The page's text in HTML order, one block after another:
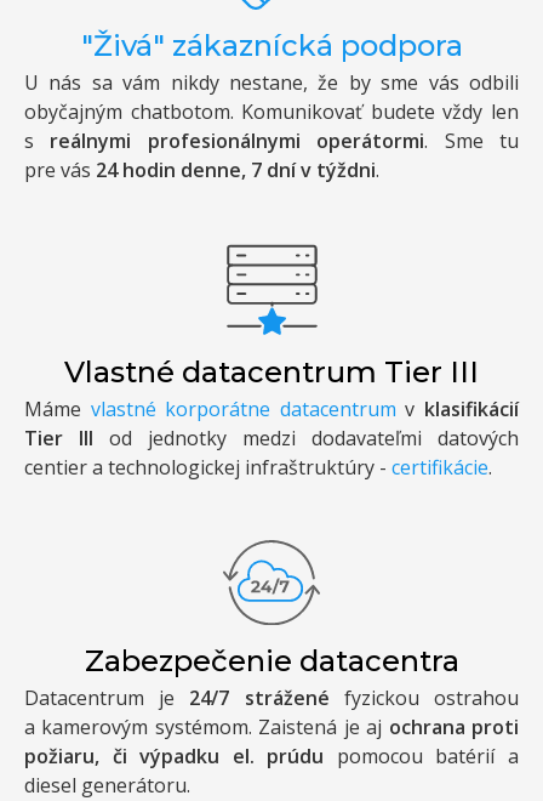
"Živá" zákaznícká podpora
U nás sa vám nikdy nestane, že by sme vás odbili
obyčajným chatbotom. Komunikovať budete vždy len
s reálnymi profesionálnymi operátormi. Sme tu
pre vás 24 hodin denne, 7 dní v týždni.
Vlastné datacentrum Tier III
Máme vlastné korporátne datacentrum v klasifikácií
Tier III od jednotky medzi dodavateľmi datových
centier a technologickej infraštruktúry - certifikácie.
Zabezpečenie datacentra
Datacentrum je 24/7 strážené fyzickou ostrahou
a kamerovým systémom. Zaistená je aj ochrana proti
požiaru, či výpadku el. prúdu pomocou batérií a
diesel generátoru.